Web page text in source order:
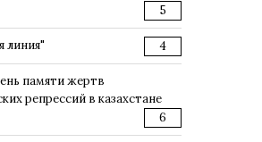
5
линия" 4
памяти жертв
репрессий в казахстане
6